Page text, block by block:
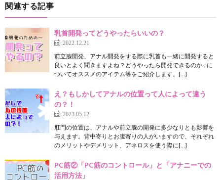
関連する記事
乳首開発ってどうやったらいいの？
2022.12.21
前立腺開発、アナル開発をする際に乳首も一緒に開発すると
良いとよく聞きますよね？どうやったら開発できるのか…に
ついてオススメのアイテム等をご紹介します。[…]
え？もしかしてアナルの位置って人によって違う
の？！
2023.05.12
肛門の位置は、アナルや前立腺の開発に多少なりとも影響を
与えます。背中寄りとお腹寄りの人がいますので、それぞれ
のメリットやデメリット、アネロスを使う際に[…]
PC筋②「PC筋のコントロール」と「アナニーでの
活用方法」